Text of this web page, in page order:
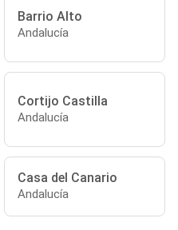
Barrio Alto
Andalucía
Cortijo Castilla
Andalucía
Casa del Canario
Andalucía